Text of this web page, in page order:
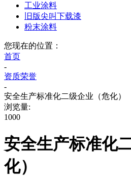
工业涂料
旧版尖叫下载漆
粉末涂料
您现在的位置：
首页
-
资质荣誉
-
安全生产标准化二级企业（危化）
浏览量:
1000
安全生产标准化
化）